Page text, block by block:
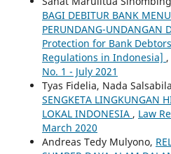
BAGI DEBITUR BANK
PERUNDANG-UNDANGAN
Protection for Bank
Regulations in Indonesia] ,
No. 1 - July 2021
Tyas Fidelia, Nada
SENGKETA LINGKUNGAN
LOKAL INDONESIA , Law
March 2020
Andreas Tedy Mulyono,